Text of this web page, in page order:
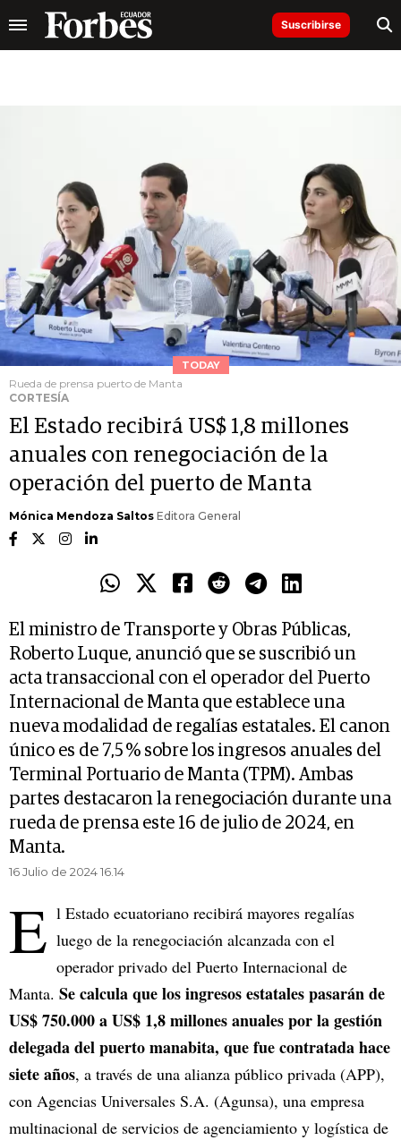
Suscribirse
TODAY
Rueda de prensa puerto de Manta
CORTESÍA
El Estado recibirá US$ 1,8 millones
anuales con renegociación de la
operación del puerto de Manta
Mónica Mendoza Saltos Editora General
El ministro de Transporte y Obras Públicas,
Roberto Luque, anunció que se suscribió un
acta transaccional con el operador del Puerto
Internacional de Manta que establece una
nueva modalidad de regalías estatales. El canon
único es de 7,5 % sobre los ingresos anuales del
Terminal Portuario de Manta (TPM). Ambas
partes destacaron la renegociación durante una
rueda de prensa este 16 de julio de 2024, en
Manta.
16 Julio de 2024 16.14
E l Estado ecuatoriano recibirá mayores regalías
luego de la renegociación alcanzada con el
operador privado del Puerto Internacional de
Manta. Se calcula que los ingresos estatales pasarán de
US$ 750.000 a US$ 1,8 millones anuales por la gestión
delegada del puerto manabita, que fue contratada hace
siete años, a través de una alianza público privada (APP),
con Agencias Universales S.A. (Agunsa), una empresa
multinacional de servicios de agenciamiento y logística de